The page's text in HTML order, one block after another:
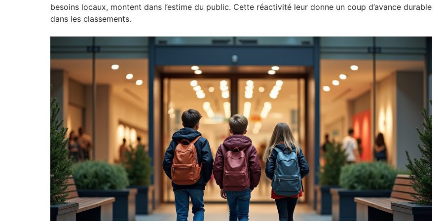
besoins locaux, montent dans l’estime du public. Cette réactivité leur donne un coup d’avance durable
dans les classements.